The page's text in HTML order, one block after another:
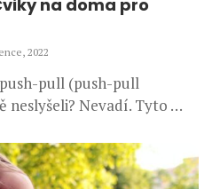
na doma pro
2022
pull (push-pull
neslyšeli? Nevadí. Tyto …